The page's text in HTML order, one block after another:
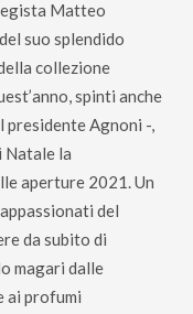
Matteo
suo splendido
collezione
spinti anche
presidente Agnoni -,
Natale la
aperture 2021. Un
del
da subito di
magari dalle
ai profumi